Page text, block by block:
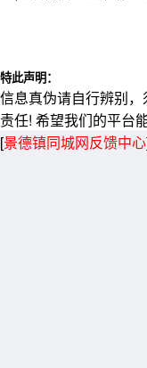
特此声明：
信息真伪请自行辨别
责任! 希望我们的平台
[景德镇同城网反馈中心